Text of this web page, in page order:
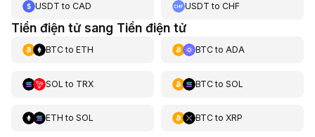
USDT to CAD USDT toCHF
Tiền điện tử sang Tiền điện tử
BTCto ETH BTCto ADA
SOL to TRX BTCto SOL
ETH to SOL BTCto XRP